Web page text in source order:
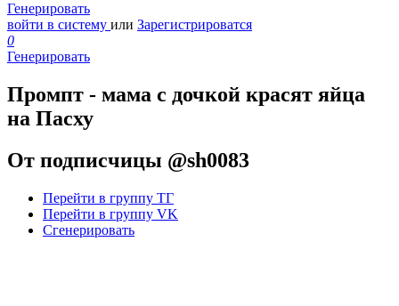
Генерировать
войти в систему или Зарегистрироватся
0
Генерировать
Промпт - мама с дочкой красят яйца
на Пасху
От подписчицы @sh0083
Перейти в группу ТГ
Перейти в группу VK
Сгенерировать